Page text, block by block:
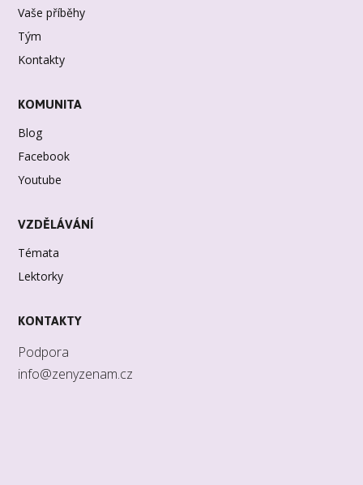
Vaše příběhy
Tým
Kontakty
KOMUNITA
Blog
Facebook
Youtube
VZDĚLÁVÁNÍ
Témata
Lektorky
KONTAKTY
Podpora
info@zenyzenam.cz